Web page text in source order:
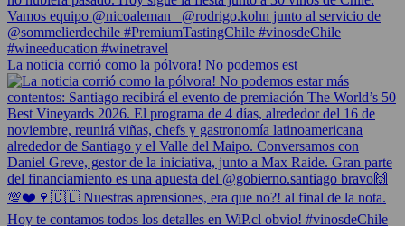
La noticia corrió como la pólvora! No podemos est